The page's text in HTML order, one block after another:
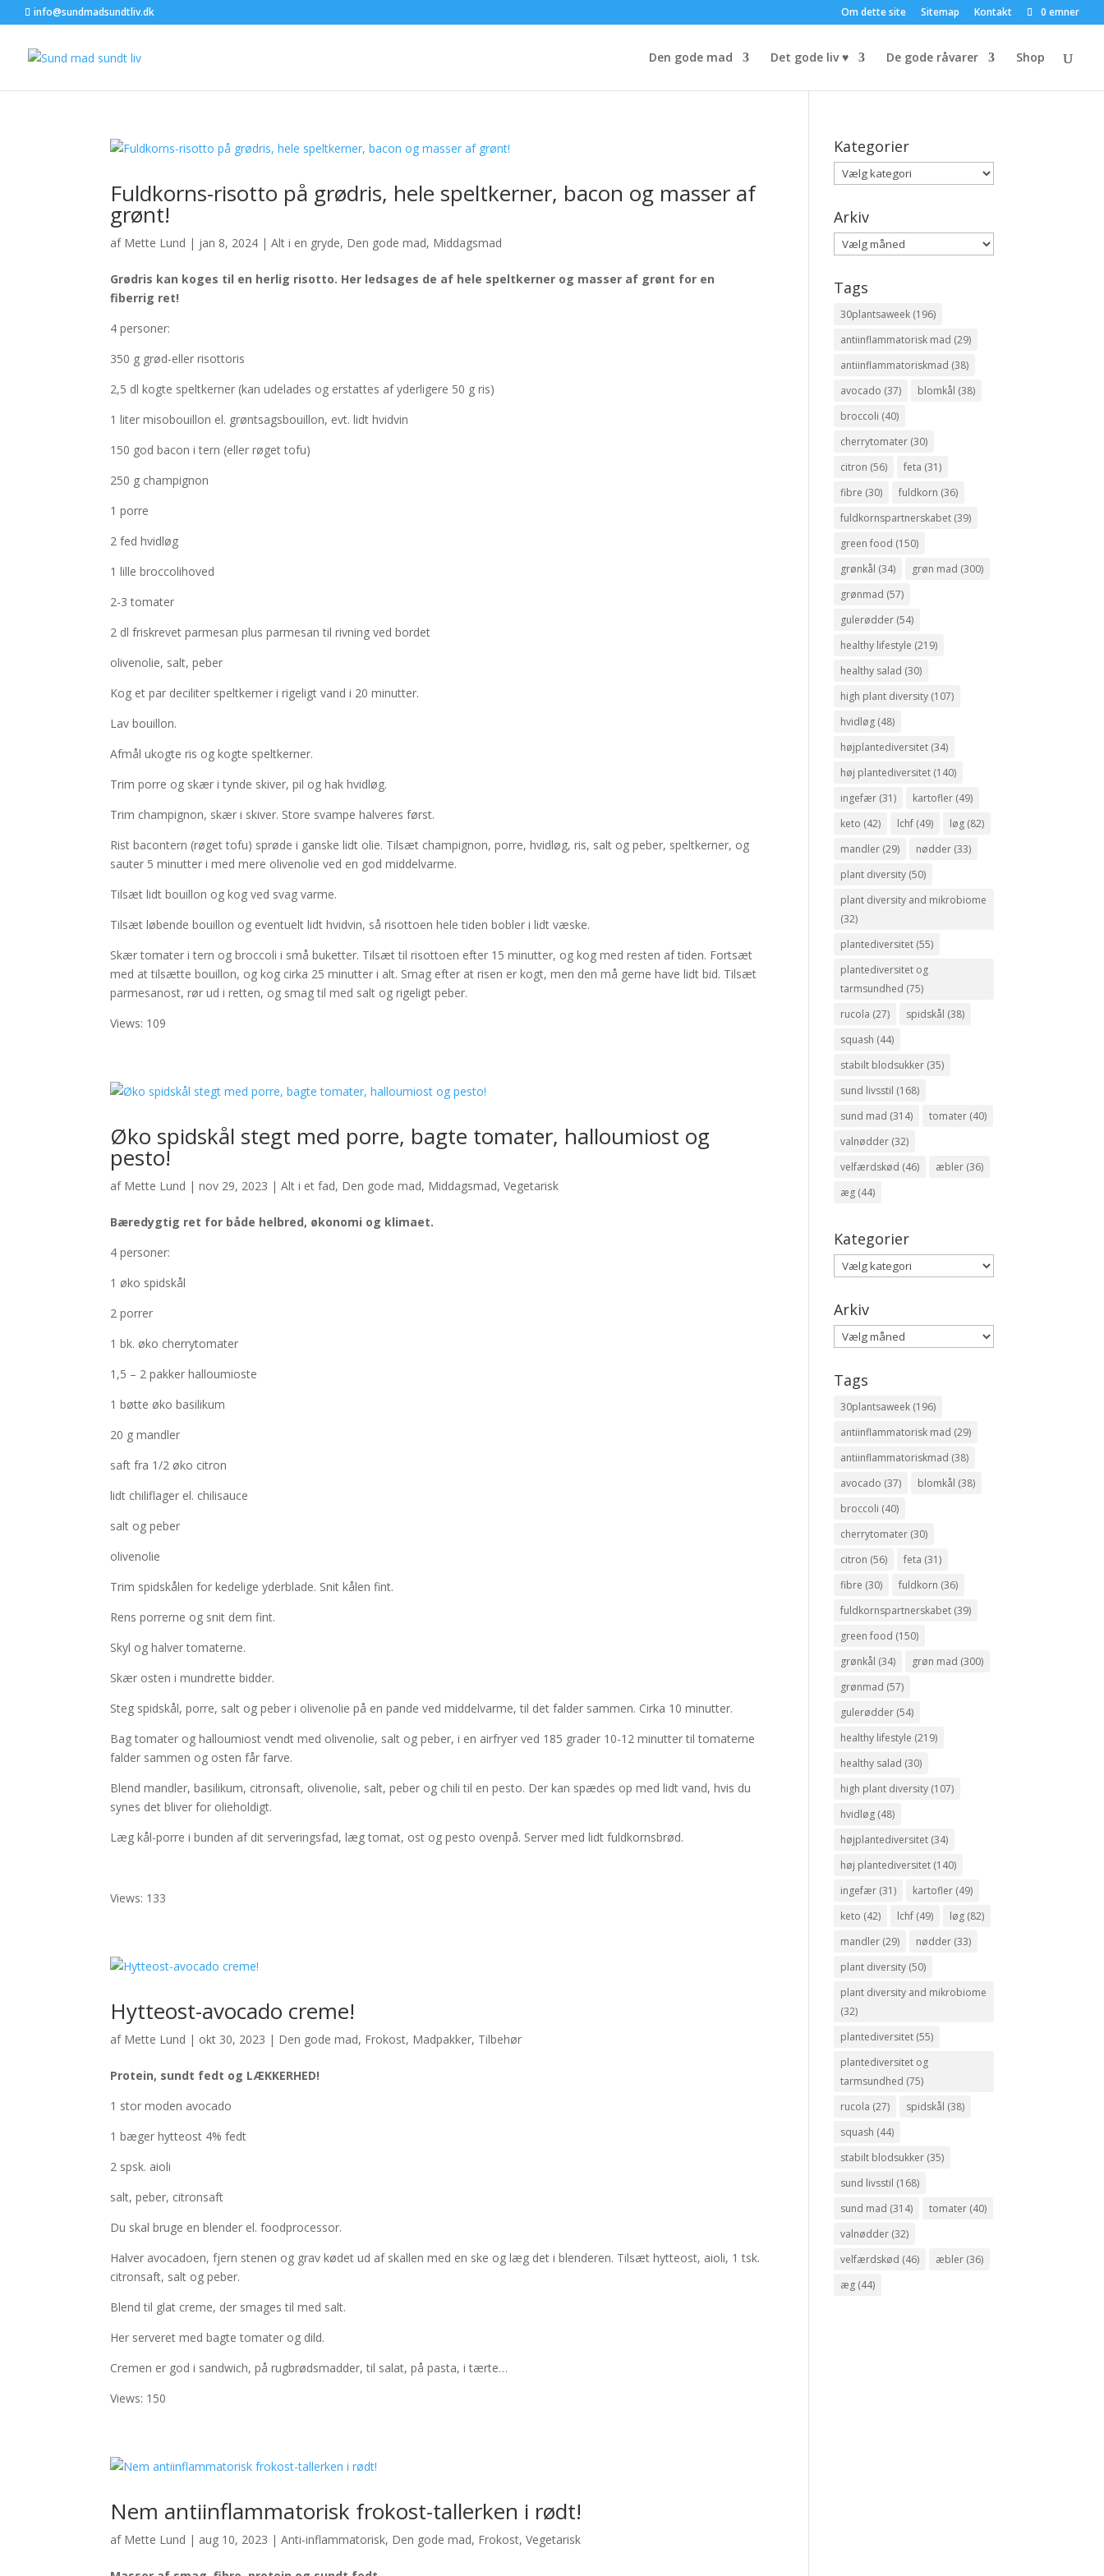
info@sundmadsundtliv.dk Om dette site Sitemap Kontakt 0 emner
Den gode mad Det gode liv ♥ De gode råvarer Shop
Fuldkorns-risotto på grødris, hele speltkerner, bacon og masser af
grønt!
af Mette Lund | jan 8, 2024 |Alt i en gryde, Den gode mad, Middagsmad
Grødris kan koges til en herlig risotto. Her ledsages de af hele speltkerner og masser af grønt for en
fiberrig ret!
4 personer:
350 g grød-eller risottoris
2,5 dl kogte speltkerner (kan udelades og erstattes af yderligere 50 g ris)
1liter misobouillon el. grøntsagsbouillon, evt. lidt hvidvin
150 god bacon i tern (eller røget tofu)
250 g champignon
1 porre
2 fed hvidløg
1 lille broccolihoved
2-3 tomater
2 dl friskrevet parmesan plus parmesan til rivning ved bordet
olivenolie, salt, peber
Kog et par deciliter speltkerner i rigeligt vand i 20 minutter.
Lav bouillon.
Afmål ukogte ris og kogte speltkerner.
Trim porre og skær i tynde skiver, pil og hak hvidløg.
Trim champignon, skær i skiver. Store svampe halveres først.
Rist bacontern (røget tofu) sprøde i ganske lidt olie. Tilsæt champignon, porre, hvidløg, ris, salt og peber, speltkerner, og
sauter 5 minutter i med mere olivenolie ved en god middelvarme.
Tilsæt lidt bouillon og kog ved svag varme.
Tilsæt løbende bouillon og eventuelt lidt hvidvin, så risottoen hele tiden bobler i lidt væske.
Skær tomater i tern og broccoli i små buketter. Tilsæt til risottoen efter 15 minutter, og kog med resten af tiden. Fortsæt
med at tilsætte bouillon, og kog cirka 25 minutter i alt. Smag efter at risen er kogt, men den må gerne have lidt bid. Tilsæt
parmesanost, rør ud i retten, og smag til med salt og rigeligt peber.
Views: 109
Øko spidskål stegt med porre, bagte tomater, halloumiost og
pesto!
af Mette Lund |nov 29, 2023 |Alt i et fad, Den gode mad, Middagsmad,Vegetarisk
Bæredygtig ret for både helbred, økonomi og klimaet.
4 personer:
1 øko spidskål
2 porrer
1 bk. øko cherrytomater
1,5 – 2 pakker halloumioste
1 bøtte øko basilikum
20 g mandler
saft fra 1/2 øko citron
lidt chiliflager el. chilisauce
salt og peber
olivenolie
Trim spidskålen for kedelige yderblade. Snit kålen fint.
Rens porrerne og snit dem fint.
Skyl og halver tomaterne.
Skær osten i mundrette bidder.
Steg spidskål, porre, salt og peber i olivenolie på en pande ved middelvarme, til det falder sammen. Cirka 10 minutter.
Bag tomater og halloumiost vendt med olivenolie, salt og peber, i en airfryer ved 185 grader 10-12 minutter til tomaterne
falder sammen og osten får farve.
Blend mandler, basilikum, citronsaft, olivenolie, salt, peber og chili til en pesto. Der kan spædes op med lidt vand, hvis du
synes det bliver for olieholdigt.
Læg kål-porre i bunden af dit serveringsfad, læg tomat, ost og pesto ovenpå. Server med lidt fuldkornsbrød.
Views: 133
Hytteost-avocado creme!
af Mette Lund | okt 30, 2023 | Den gode mad, Frokost, Madpakker, Tilbehør
Protein, sundt fedt og LÆKKERHED!
1 stor moden avocado
1 bæger hytteost 4% fedt
2 spsk. aioli
salt, peber, citronsaft
Du skal bruge en blender el. foodprocessor.
Halver avocadoen, fjern stenen og grav kødet ud af skallen med en ske og læg det i blenderen. Tilsæt hytteost, aioli, 1 tsk.
citronsaft, salt og peber.
Blend til glat creme, der smages til med salt.
Her serveret med bagte tomater og dild.
Cremen er god i sandwich, på rugbrødsmadder, til salat, på pasta, i tærte…
Views: 150
Nem antiinflammatorisk frokost-tallerken i rødt!
af Mette Lund | aug 10, 2023 |Anti-inflammatorisk, Den gode mad, Frokost,Vegetarisk
Kategorier
Kategorier
Arkiv
Arkiv
Tags
30plantsaweek (196)
antiinflammatorisk mad (29)
antiinflammatoriskmad (38)
avocado (37) blomkål (38)
broccoli (40)
cherrytomater (30)
citron (56) feta (31)
fibre (30) fuldkorn (36)
fuldkornspartnerskabet (39)
green food (150)
grønkål (34) grøn mad (300)
grønmad (57)
gulerødder (54)
healthy lifestyle (219)
healthy salad (30)
high plant diversity (107)
hvidløg (48)
højplantediversitet (34)
høj plantediversitet (140)
ingefær (31) kartofler (49)
keto (42) lchf (49) løg (82)
mandler (29) nødder (33)
plant diversity (50)
plant diversity and mikrobiome
(32)
plantediversitet (55)
plantediversitet og
tarmsundhed (75)
rucola (27) spidskål (38)
squash (44)
stabilt blodsukker (35)
sund livsstil (168)
sund mad (314) tomater (40)
valnødder (32)
velfærdskød (46) æbler (36)
æg (44)
Kategorier
Kategorier
Arkiv
Arkiv
Tags
30plantsaweek (196)
antiinflammatorisk mad (29)
antiinflammatoriskmad (38)
avocado (37) blomkål (38)
broccoli (40)
cherrytomater (30)
citron (56) feta (31)
fibre (30) fuldkorn (36)
fuldkornspartnerskabet (39)
green food (150)
grønkål (34) grøn mad (300)
grønmad (57)
gulerødder (54)
healthy lifestyle (219)
healthy salad (30)
high plant diversity (107)
hvidløg (48)
højplantediversitet (34)
høj plantediversitet (140)
ingefær (31) kartofler (49)
keto (42) lchf (49) løg (82)
mandler (29) nødder (33)
plant diversity (50)
plant diversity and mikrobiome
(32)
plantediversitet (55)
plantediversitet og
tarmsundhed (75)
rucola (27) spidskål (38)
squash (44)
stabilt blodsukker (35)
sund livsstil (168)
sund mad (314) tomater (40)
valnødder (32)
velfærdskød (46) æbler (36)
æg (44)